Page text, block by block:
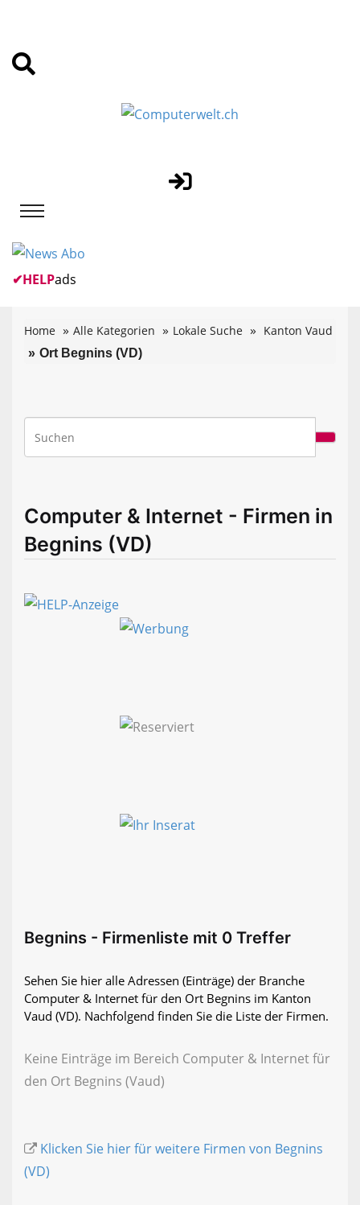
✔HELPads
Home Alle Kategorien Lokale Suche Kanton Vaud
Ort Begnins (VD)
Computer & Internet - Firmen in
Begnins (VD)
Begnins - Firmenliste mit 0 Treffer
Sehen Sie hier alle Adressen (Einträge) der Branche
Computer & Internet für den Ort Begnins im Kanton
Vaud (VD). Nachfolgend finden Sie die Liste der Firmen.
Keine Einträge im Bereich Computer & Internet für
den Ort Begnins (Vaud)
Klicken Sie hier für weitere Firmen von Begnins
(VD)